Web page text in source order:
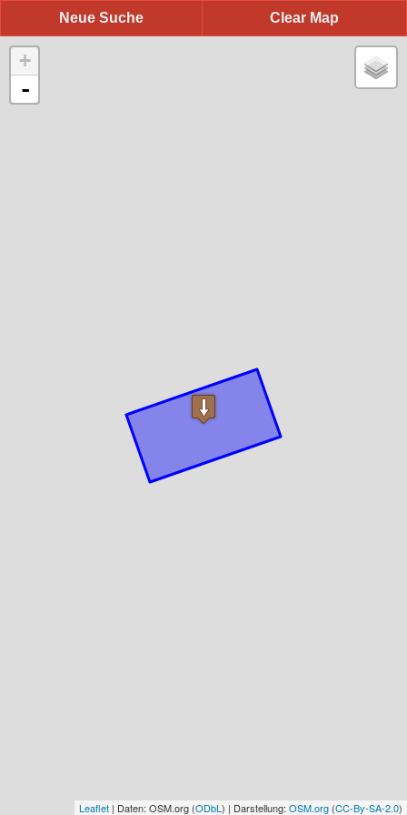
Clear Map
Neue Suche
+
-
Leaflet | Daten: OSM.org (ODbL ) | Darstellung: OSM.org (CC-By-SA-2.0)